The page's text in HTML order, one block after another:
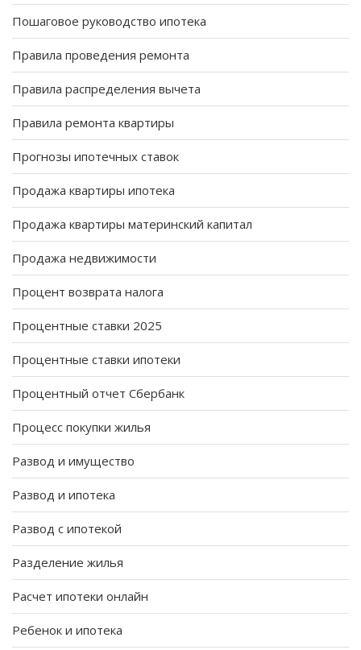
Пошаговое руководство ипотека
Правила проведения ремонта
Правила распределения вычета
Правила ремонта квартиры
Прогнозы ипотечных ставок
Продажа квартиры ипотека
Продажа квартиры материнский капитал
Продажа недвижимости
Процент возврата налога
Процентные ставки 2025
Процентные ставки ипотеки
Процентный отчет Сбербанк
Процесс покупки жилья
Развод и имущество
Развод и ипотека
Развод с ипотекой
Разделение жилья
Расчет ипотеки онлайн
Ребенок и ипотека